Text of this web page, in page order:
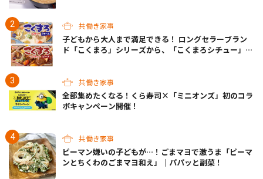
共働き家事
子どもから大人まで満足できる！ ロングセラーブラン
ド「こくまろ」シリーズから、「こくまろシチュー」＜
共働き家事
全部集めたくなる！くら寿司×「ミニオンズ」初のコラ
ボキャンペーン開催！
共働き家事
ピーマン嫌いの子どもが…！ごまマヨで激うま「ピーマ
ンとちくわのごまマヨ和え」｜パパッと副菜！